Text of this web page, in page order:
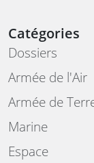
Catégories
Dossiers
Armée de l'Air
Armée de
Marine
Espace